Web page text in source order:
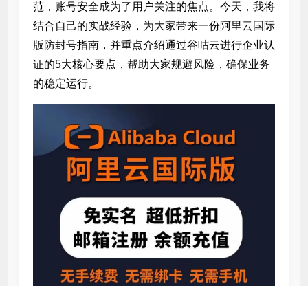
范，账号安全成为了用户关注的焦点。今天，我将
结合自己的实战经验，为大家带来一份阿里云国际
版防封号指南，并重点介绍通过谷咕云进行企业认
证的5大核心要点，帮助大家规避风险，确保业务
的稳定运行。